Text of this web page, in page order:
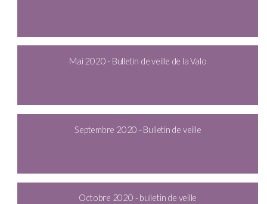
Mai 2020 - Bulletin de veille de la Valo
Septembre 2020 - Bulletin de veille
Octobre 2020 - bulletin de veille